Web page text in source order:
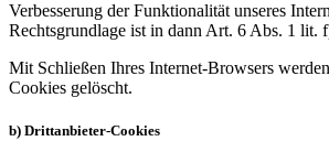
Verbesserung der Funktionalität unseres
Rechtsgrundlage ist in dann Art. 6 Abs. 1 lit.
Mit Schließen Ihres Internet-Browsers
Cookies gelöscht.
b) Drittanbieter-Cookies